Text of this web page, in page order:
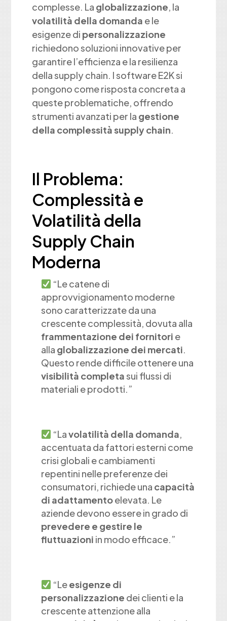
complesse. La globalizzazione, la
volatilità della domanda e le
esigenze di personalizzazione
richiedono soluzioni innovative per
garantire l’efficienza e la resilienza
della supply chain. I software E2K si
pongono come risposta concreta a
queste problematiche, offrendo
strumenti avanzati per la gestione
della complessità supply chain.
Il Problema:
Complessità e
Volatilità della
Supply Chain
Moderna
“Le catene di
approvvigionamento moderne
sono caratterizzate da una
crescente complessità, dovuta alla
frammentazione dei fornitori e
alla globalizzazione dei mercati.
Questo rende difficile ottenere una
visibilità completasui flussi di
materiali e prodotti.”
“Lavolatilità della domanda,
accentuata da fattori esterni come
crisi globali e cambiamenti
repentini nelle preferenze dei
consumatori, richiede una capacità
di adattamentoelevata. Le
aziende devono essere in grado di
prevedere e gestire le
fluttuazioni in modo efficace.”
“Leesigenze di
personalizzazione dei clienti e la
crescente attenzione alla